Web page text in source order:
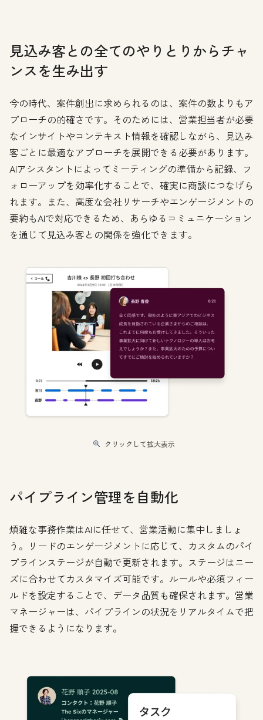
見込み客との全てのやりとりからチャ
ンスを生み出す
今の時代、案件創出に求められるのは、案件の数よりもア
プローチの的確さです。そのためには、営業担当者が必要
なインサイトやコンテキスト情報を確認しながら、見込み
客ごとに最適なアプローチを展開できる必要があります。
AIアシスタントによってミーティングの準備から記録、フ
ォローアップを効率化することで、確実に商談につなげら
れます。また、高度な会社リサーチやエンゲージメントの
要約もAIで対応できるため、あらゆるコミュニケーション
を通じて見込み客との関係を強化できます。
クリックして拡大表示
パイプライン管理を自動化
煩雑な事務作業はAIに任せて、営業活動に集中しましょ
う。リードのエンゲージメントに応じて、カスタムのパイ
プラインステージが自動で更新されます。ステージはニー
ズに合わせてカスタマイズ可能です。ルールや必須フィー
ルドを設定することで、データ品質も確保されます。営業
マネージャーは、パイプラインの状況をリアルタイムで把
握できるようになります。